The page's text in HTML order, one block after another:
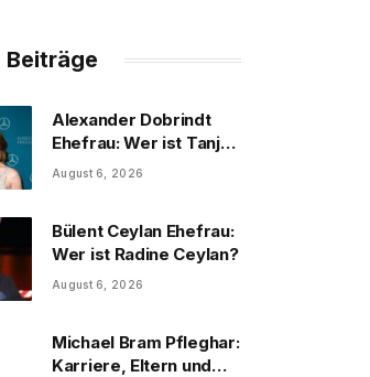
Beiträge
Alexander Dobrindt
Ehefrau: Wer ist Tanja
Käser?
August 6, 2026
Bülent Ceylan Ehefrau:
Wer ist Radine Ceylan?
August 6, 2026
Michael Bram Pfleghar:
Karriere, Eltern und